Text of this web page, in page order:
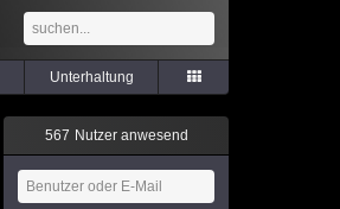
Unterhaltung
567 Nutzer anwesend